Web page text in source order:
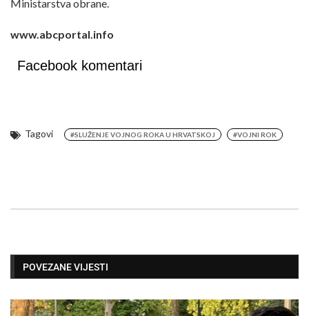
Ministarstva obrane.
www.abcportal.info
Facebook komentari
Tagovi #SLUŽENJE VOJNOG ROKA U HRVATSKOJ #VOJNI ROK
POVEZANE VIJESTI